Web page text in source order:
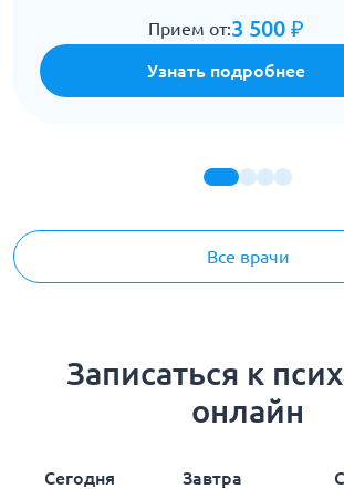
Все врачи
Прием от:3 500 ₽
Узнать подробнее
Записаться к
онлайн
Сегодня
Завтра